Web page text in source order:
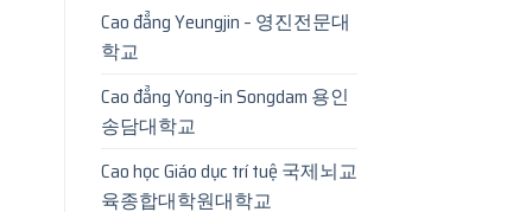
Cao đẳng Yeungjin – 영진전문대
학교
Cao đẳng Yong-in Songdam 용인
송담대학교
Cao học Giáo dục trí tuệ 국제뇌교
육종합대학원대학교